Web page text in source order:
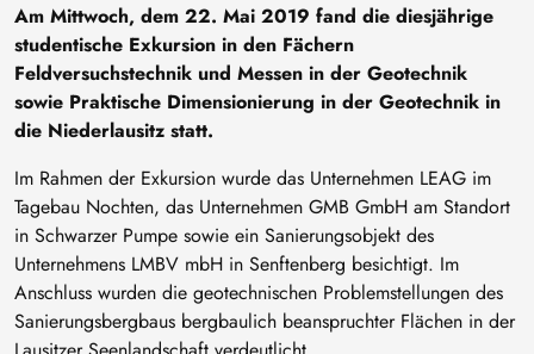
Am Mittwoch, dem 22. Mai 2019 fand die diesjährige
studentische Exkursion in den Fächern
Feldversuchstechnik und Messen in der Geotechnik
sowie Praktische Dimensionierung in der Geotechnik in
die Niederlausitz statt.
Im Rahmen der Exkursion wurde das Unternehmen LEAG im
Tagebau Nochten, das Unternehmen GMB GmbH am Standort
in Schwarzer Pumpe sowie ein Sanierungsobjekt des
Unternehmens LMBV mbH in Senftenberg besichtigt. Im
Anschluss wurden die geotechnischen Problemstellungen des
Sanierungsbergbaus bergbaulich beanspruchter Flächen in der